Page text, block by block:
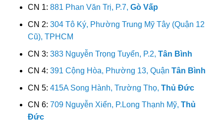
CN 1: 881 Phan Văn Trị, P.7, Gò Vấp
CN 2: 304 Tô Ký, Phường Trung Mỹ Tây (Quận 12
Cũ), TPHCM
CN 3: 383 Nguyễn Trọng Tuyển, P.2, Tân Bình
CN 4: 391 Cộng Hòa, Phường 13, Quận Tân Bình
CN 5: 415A Song Hành, Trường Thọ, Thủ Đức
CN 6: 709 Nguyễn Xiển, P.Long Thạnh Mỹ, Thủ
Đức